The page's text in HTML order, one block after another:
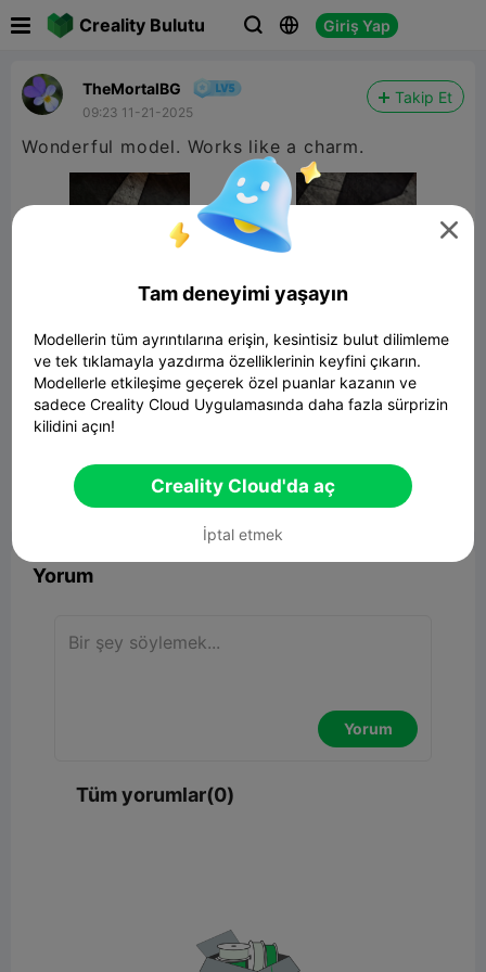
Creality Bulutu   Giriş Yap
TheMortalBG
09:23 11-21-2025
Takip Et
Wonderful model. Works like a charm.
Fidget gear

Yorum
Yorum
Tüm yorumlar(0)

Tam deneyimi yaşayın
Modellerin tüm ayrıntılarına erişin, kesintisiz bulut dilimleme
ve tek tıklamayla yazdırma özelliklerinin keyfini çıkarın.
Modellerle etkileşime geçerek özel puanlar kazanın ve
sadece Creality Cloud Uygulamasında daha fazla sürprizin
kilidini açın!
Creality Cloud'da aç
İptal etmek